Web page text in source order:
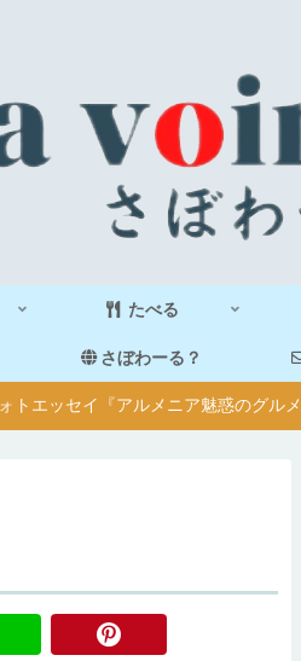
たべる
さぼわーる？
トエッセイ『アルメニア魅惑のグル